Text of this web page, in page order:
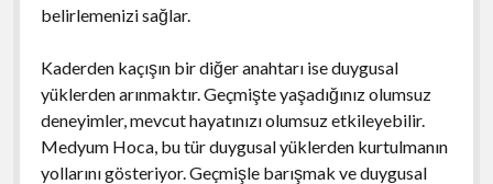
belirlemenizi sağlar.
Kaderden kaçışın bir diğer anahtarı ise duygusal
yüklerden arınmaktır. Geçmişte yaşadığınız olumsuz
deneyimler, mevcut hayatınızı olumsuz etkileyebilir.
Medyum Hoca, bu tür duygusal yüklerden kurtulmanın
yollarını gösteriyor. Geçmişle barışmak ve duygusal